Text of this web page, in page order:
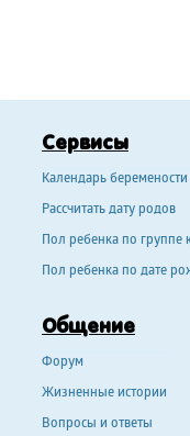
Сервисы
Календарь беремености
Рассчитать дату родов
Пол ребенка по группе
Пол ребенка по дате
Общение
Форум
Жизненные истории
Вопросы и ответы